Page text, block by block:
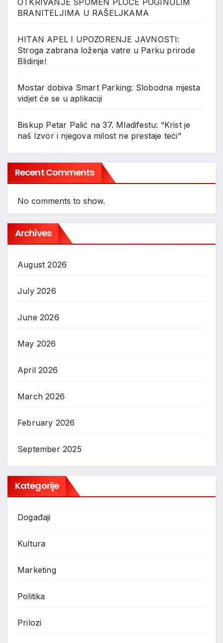
OTKRIVANJE SPOMEN PLOČE POGINULIM
BRANITELJIMA U RAŠELJKAMA
HITAN APEL I UPOZORENJE JAVNOSTI:
Stroga zabrana loženja vatre u Parku prirode
Blidinje!
Mostar dobiva Smart Parking: Slobodna mjesta
vidjet će se u aplikaciji
Biskup Petar Palić na 37. Mladifestu: “Krist je
naš Izvor i njegova milost ne prestaje teći”
Recent Comments
No comments to show.
Archives
August 2026
July 2026
June 2026
May 2026
April 2026
March 2026
February 2026
September 2025
Kategorije
Događaji
Kultura
Marketing
Politika
Prilozi